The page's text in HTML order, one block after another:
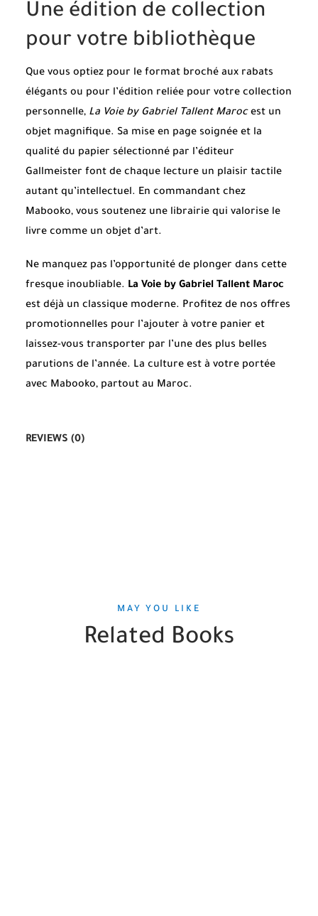
Une édition de collection
pour votre bibliothèque
Que vous optiez pour le format broché aux rabats
élégants ou pour l’édition reliée pour votre collection
personnelle, La Voie by Gabriel Tallent Marocest un
objet magnifique. Sa mise en page soignée et la
qualité du papier sélectionné par l’éditeur
Gallmeister font de chaque lecture un plaisir tactile
autant qu’intellectuel. En commandant chez
Mabooko, vous soutenez une librairie qui valorise le
livre comme un objet d’art.
Ne manquez pas l’opportunité de plonger dans cette
fresque inoubliable. La Voie by Gabriel Tallent Maroc
est déjà un classique moderne. Profitez de nos offres
promotionnelles pour l’ajouter à votre panier et
laissez-vous transporter par l’une des plus belles
parutions de l’année. La culture est à votre portée
avec Mabooko, partout au Maroc.
REVIEWS (0)
MAY YOU LIKE
Related Books